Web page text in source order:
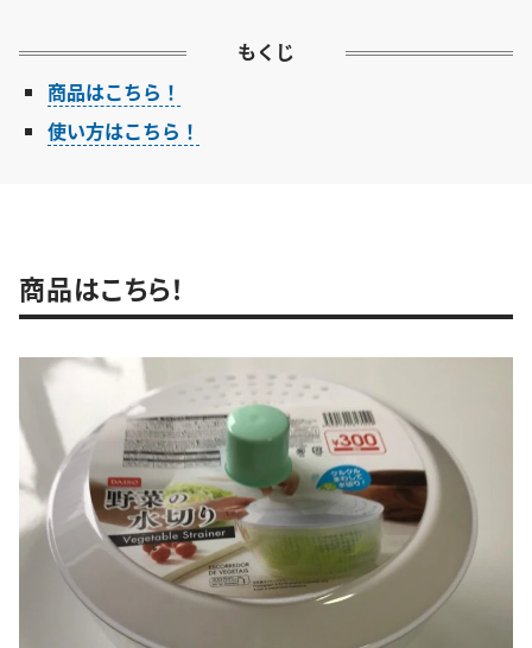
もくじ
商品はこちら！
使い方はこちら！
商品はこちら！